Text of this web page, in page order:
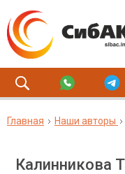
Главная Наши авторы
Калинникова